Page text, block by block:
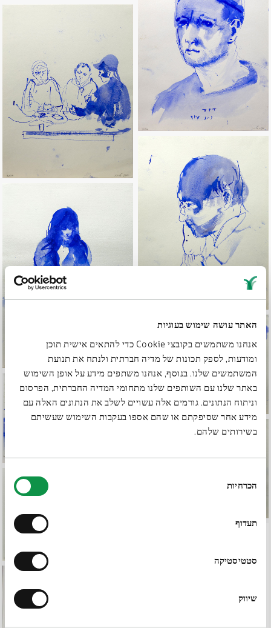
האתר עושה שימוש בעוגיות
אנחנו משתמשים בקובצי Cookie כדי להתאים אישית תוכן
ומודעות, לספק תכונות של מדיה חברתית ולנתח את תנועת
המשתמשים שלנו. בנוסף, אנחנו משתפים מידע על אופן השימוש
באתר שלנו עם השותפים שלנו מתחומי המדיה החברתית, הפרסום
וניתוח הנתונים. גורמים אלה עשויים לשלב את הנתונים האלה עם
מידע אחר שסיפקתם או שהם אספו בעקבות השימוש שעשיתם
בשירותים שלהם.
הסכמה
הכרחיות
תעדוף
סטטיסטיקה
שיווק